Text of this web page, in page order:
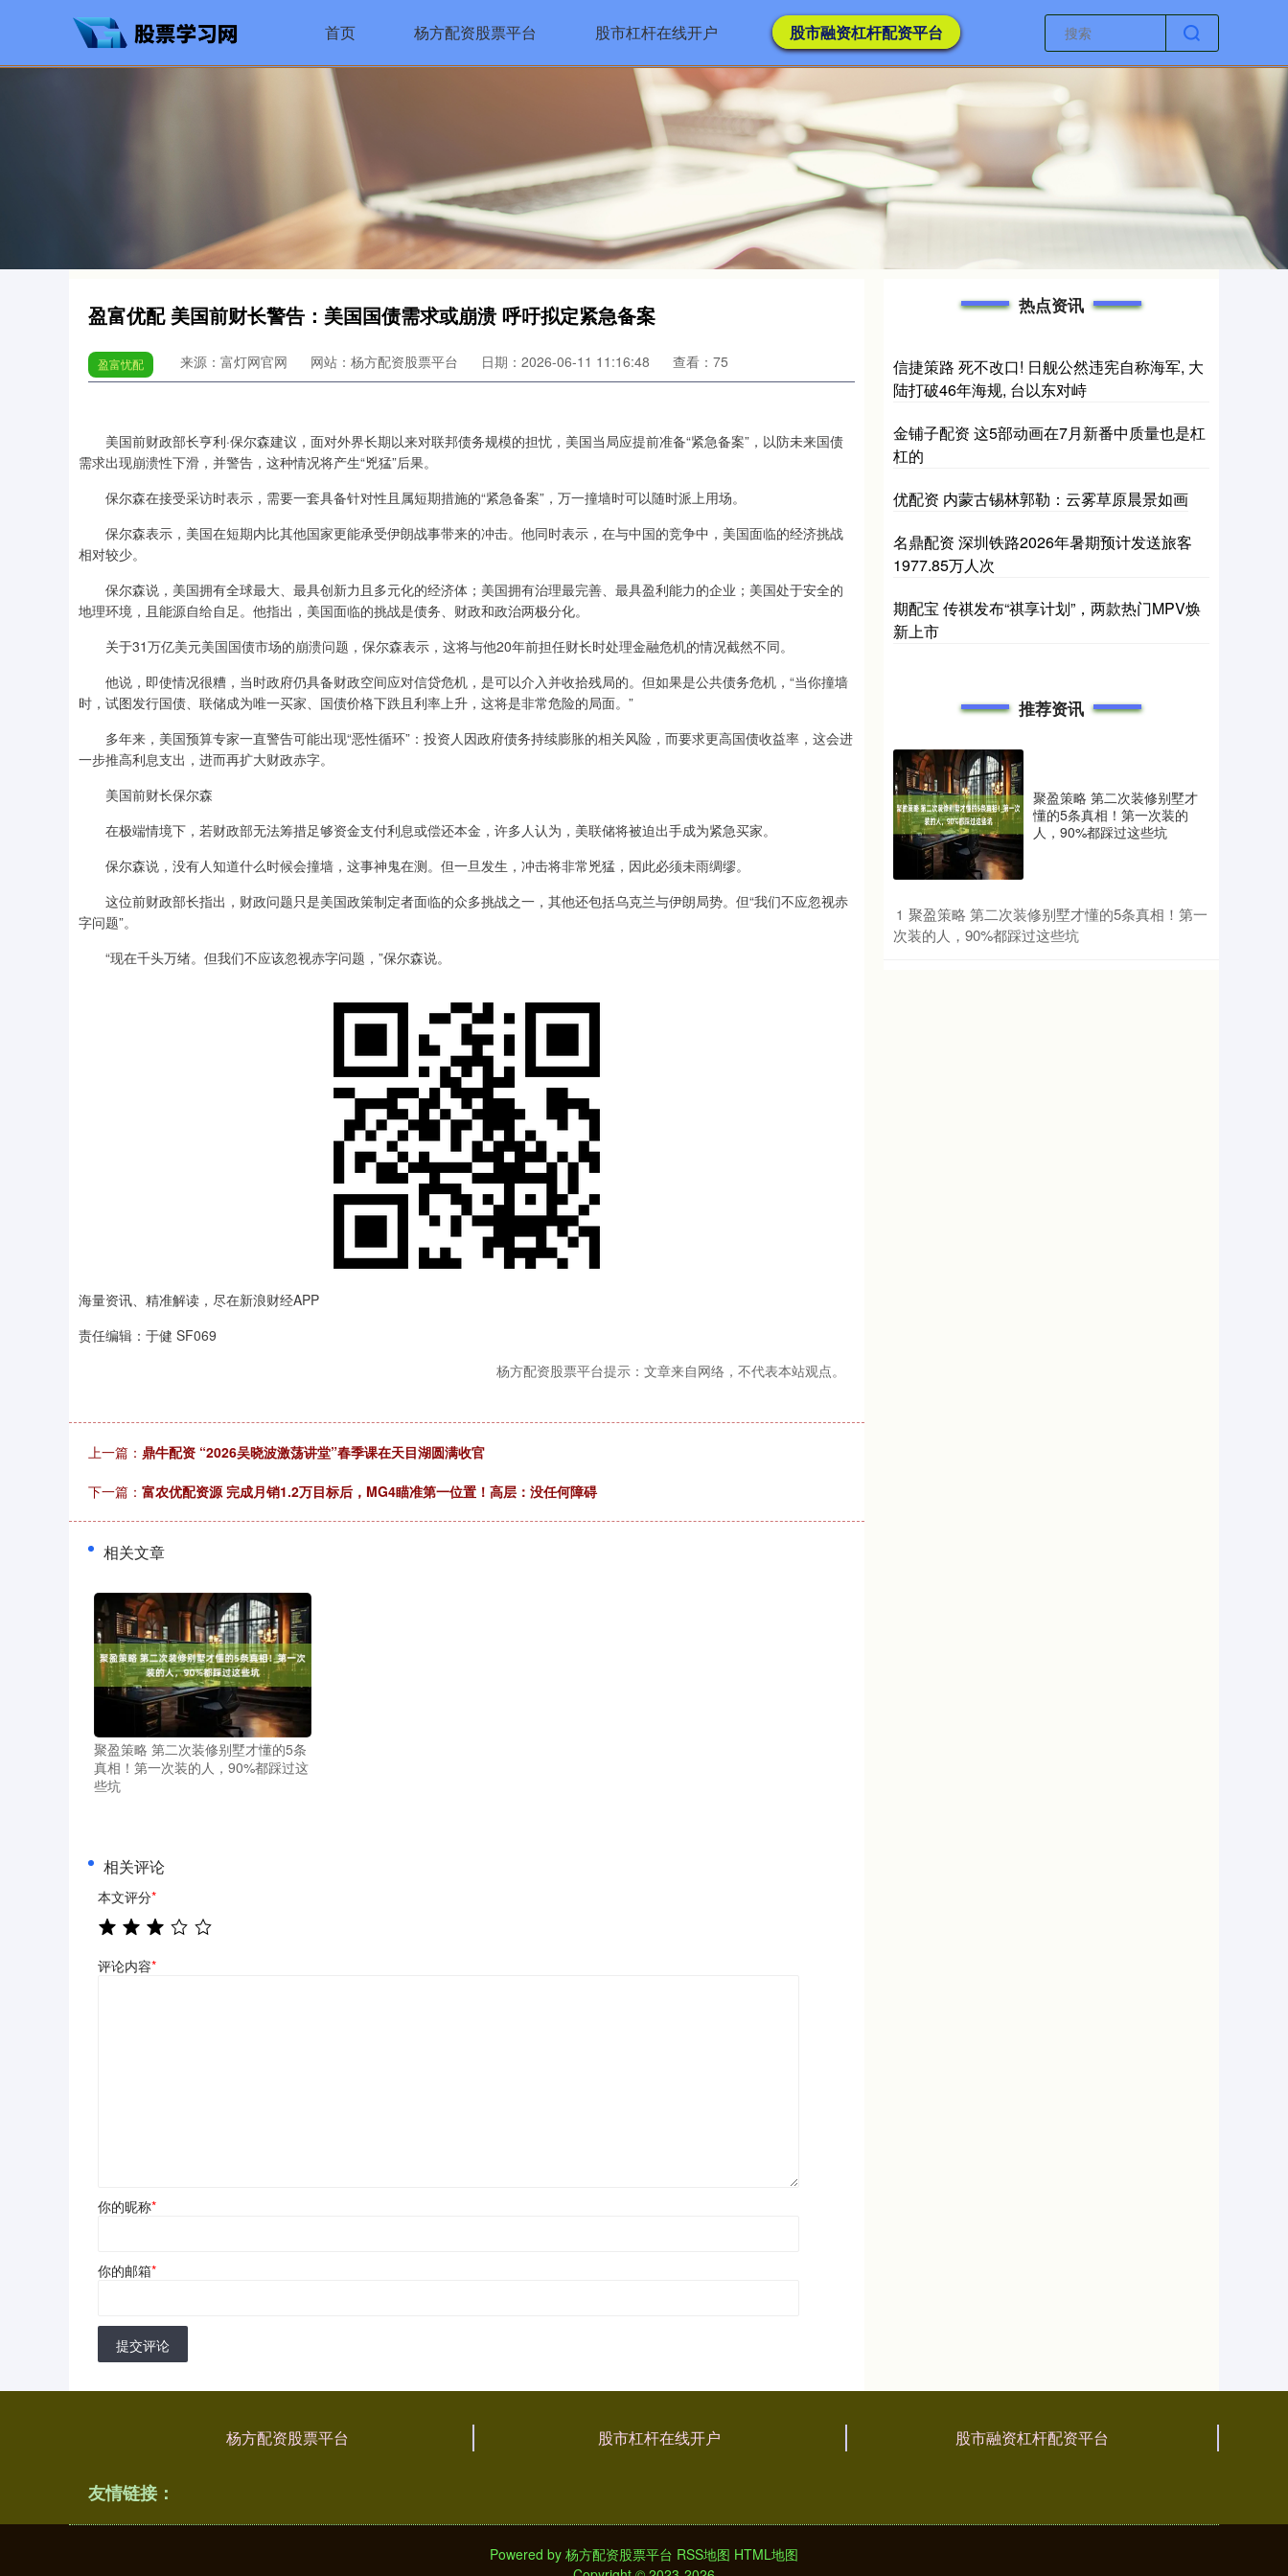
首页 杨方配资股票平台 股市杠杆在线开户 股市融资杠杆配资平台
盈富优配 美国前财长警告：美国国债需求或崩溃 呼吁拟定紧急备案
盈富忧配 来源：富灯网官网 网站：杨方配资股票平台 日期：2026-06-11 11:16:48 查看：75
美国前财政部长亨利·保尔森建议，面对外界长期以来对联邦债务规模的担忧，美国当局应提前准备“紧急备案”，以防未来国债
需求出现崩溃性下滑，并警告，这种情况将产生“兇猛”后果。
保尔森在接受采访时表示，需要一套具备针对性且属短期措施的“紧急备案”，万一撞墙时可以随时派上用场。
保尔森表示，美国在短期内比其他国家更能承受伊朗战事带来的冲击。他同时表示，在与中国的竞争中，美国面临的经济挑战
相对较少。
保尔森说，美国拥有全球最大、最具创新力且多元化的经济体；美国拥有治理最完善、最具盈利能力的企业；美国处于安全的
地理环境，且能源自给自足。他指出，美国面临的挑战是债务、财政和政治两极分化。
关于31万亿美元美国国债市场的崩溃问题，保尔森表示，这将与他20年前担任财长时处理金融危机的情况截然不同。
他说，即使情况很糟，当时政府仍具备财政空间应对信贷危机，是可以介入并收拾残局的。但如果是公共债务危机，“当你撞墙
时，试图发行国债、联储成为唯一买家、国债价格下跌且利率上升，这将是非常危险的局面。”
多年来，美国预算专家一直警告可能出现“恶性循环”：投资人因政府债务持续膨胀的相关风险，而要求更高国债收益率，这会进
一步推高利息支出，进而再扩大财政赤字。
美国前财长保尔森
在极端情境下，若财政部无法筹措足够资金支付利息或偿还本金，许多人认为，美联储将被迫出手成为紧急买家。
保尔森说，没有人知道什么时候会撞墙，这事神鬼在测。但一旦发生，冲击将非常兇猛，因此必须未雨绸缪。
这位前财政部长指出，财政问题只是美国政策制定者面临的众多挑战之一，其他还包括乌克兰与伊朗局势。但“我们不应忽视赤
字问题”。
“现在千头万绪。但我们不应该忽视赤字问题，”保尔森说。
海量资讯、精准解读，尽在新浪财经APP
责任编辑：于健 SF069
杨方配资股票平台提示：文章来自网络，不代表本站观点。
上一篇： 鼎牛配资 “2026吴晓波激荡讲堂”春季课在天目湖圆满收官
下一篇： 富农优配资源 完成月销1.2万目标后，MG4瞄准第一位置！高层：没任何障碍
相关文章
聚盈策略 第二次装修别墅才懂的5条
真相！第一次装的人，90%都踩过这
些坑
相关评论
本文评分*
评论内容*
你的昵称*
你的邮箱*
提交评论
热点资讯
信捷策路 死不改口! 日舰公然违宪自称海军, 大
陆打破46年海规, 台以东对峙
金铺子配资 这5部动画在7月新番中质量也是杠
杠的
优配资 内蒙古锡林郭勒：云雾草原晨景如画
名鼎配资 深圳铁路2026年暑期预计发送旅客
1977.85万人次
期配宝 传祺发布“祺享计划”，两款热门MPV焕
新上市
推荐资讯
聚盈策略 第二次装修别墅才
懂的5条真相！第一次装的
人，90%都踩过这些坑
1 ​聚盈策略 第二次装修别墅才懂的5条真相！第一
次装的人，90%都踩过这些坑
杨方配资股票平台 股市杠杆在线开户 股市融资杠杆配资平台
友情链接：
Powered by 杨方配资股票平台 RSS地图 HTML地图